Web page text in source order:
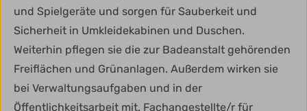
und Spielgeräte und sorgen für Sauberkeit und
Sicherheit in Umkleidekabinen und Duschen.
Weiterhin pflegen sie die zur Badeanstalt gehörenden
Freiflächen und Grünanlagen. Außerdem wirken sie
bei Verwaltungsaufgaben und in der
Öffentlichkeitsarbeit mit. Fachangestellte/r für